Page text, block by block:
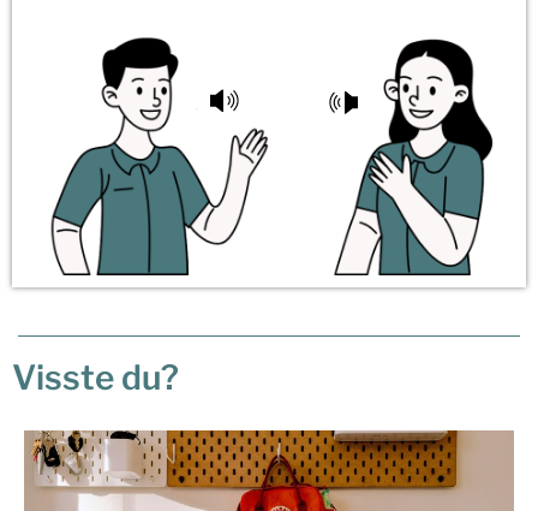
Visste du?